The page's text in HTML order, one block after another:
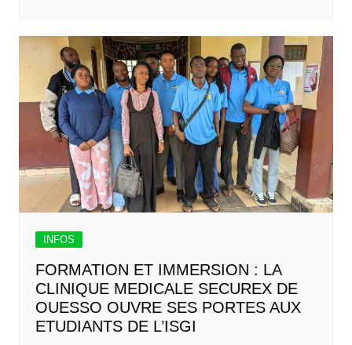
INFOS
FORMATION ET IMMERSION : LA
CLINIQUE MEDICALE SECUREX DE
OUESSO OUVRE SES PORTES AUX
ETUDIANTS DE L’ISGI